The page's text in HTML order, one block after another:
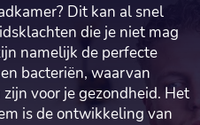
Dit kan al snel
die je niet mag
namelijk de perfecte
bacteriën, waarvan
voor je gezondheid. Het
is de ontwikkeling van